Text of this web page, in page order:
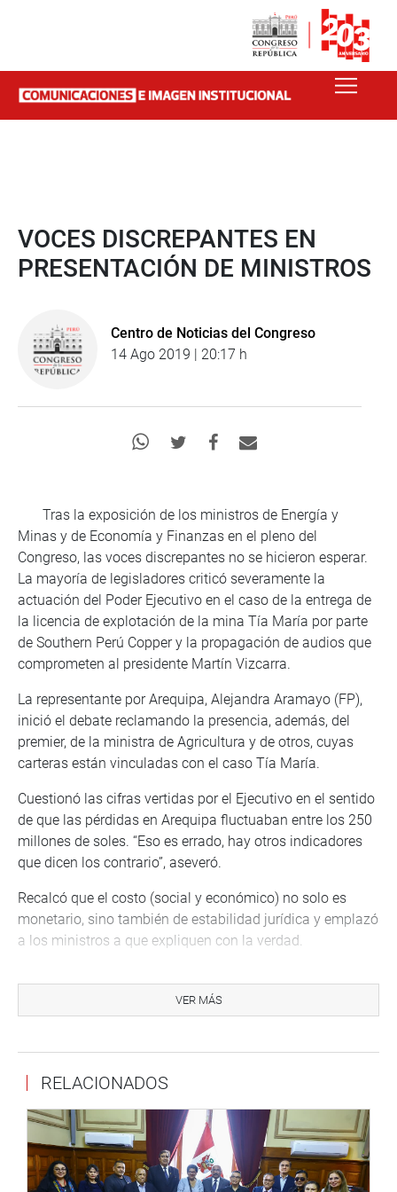
VOCES DISCREPANTES EN
PRESENTACIÓN DE MINISTROS
Centro de Noticias del Congreso
14 Ago 2019 | 20:17 h
Tras la exposición de los ministros de Energía y
Minas y de Economía y Finanzas en el pleno del
Congreso, las voces discrepantes no se hicieron esperar.
La mayoría de legisladores criticó severamente la
actuación del Poder Ejecutivo en el caso de la entrega de
la licencia de explotación de la mina Tía María por parte
de Southern Perú Copper y la propagación de audios que
comprometen al presidente Martín Vizcarra.
La representante por Arequipa, Alejandra Aramayo (FP),
inició el debate reclamando la presencia, además, del
premier, de la ministra de Agricultura y de otros, cuyas
carteras están vinculadas con el caso Tía María.
Cuestionó las cifras vertidas por el Ejecutivo en el sentido
de que las pérdidas en Arequipa fluctuaban entre los 250
millones de soles. “Eso es errado, hay otros indicadores
que dicen los contrario”, aseveró.
Recalcó que el costo (social y económico) no solo es
monetario, sino también de estabilidad jurídica y emplazó
a los ministros a que expliquen con la verdad.
demandó al Estado a ser ágil y eficiente en sus acciones;
demandó al Ejecutivo a que haga un mea culpa y que se
que pretende explotar Tía María.
Clemente Flores, legislador oficialista, sostuvo que el
gobierno del que forma parte ha mantenido la coherencia
y ha sido consecuente con la firmeza de defender al
pueblo. “No queremos llegar a cometer los mismos
VER MÁS
RELACIONADOS